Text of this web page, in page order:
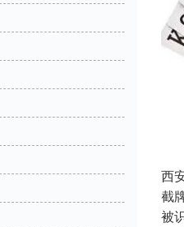
西
截
被